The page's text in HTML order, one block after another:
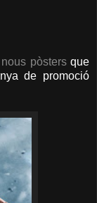
nous pòstersque
de promoció